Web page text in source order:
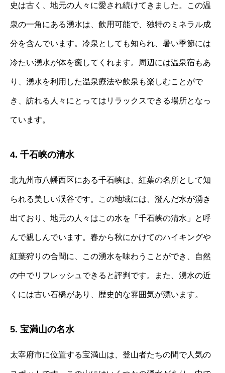
史は古く、地元の人々に愛され続けてきました。この温
泉の一角にある湧水は、飲用可能で、独特のミネラル成
分を含んでいます。冷泉としても知られ、暑い季節には
冷たい湧水が体を癒してくれます。周辺には温泉宿もあ
り、湧水を利用した温泉療法や飲泉も楽しむことがで
き、訪れる人々にとってはリラックスできる場所となっ
ています。
4. 千石峡の清水
北九州市八幡西区にある千石峡は、紅葉の名所として知
られる美しい渓谷です。この地域には、澄んだ水が湧き
出ており、地元の人々はこの水を「千石峡の清水」と呼
んで親しんでいます。春から秋にかけてのハイキングや
紅葉狩りの合間に、この湧水を味わうことができ、自然
の中でリフレッシュできると評判です。また、湧水の近
くには古い石橋があり、歴史的な雰囲気が漂います。
5. 宝満山の名水
太宰府市に位置する宝満山は、登山者たちの間で人気の